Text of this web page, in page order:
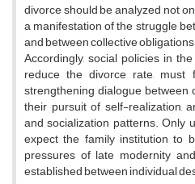
divorce should be analyzed not
a manifestation of the struggle
and between collective
Accordingly, social policies in
reduce the divorce rate, must
strengthening dialogue between
their pursuit of self-realization,
and socialization patterns. Only
expect the family institution to
pressures of late modernity
established between individual